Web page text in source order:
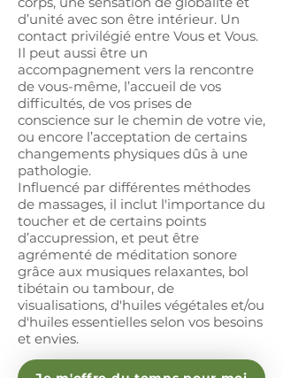
d’unité avec son être intérieur. Un
contact privilégié entre Vous et Vous.
Il peut aussi être un
accompagnement vers la rencontre
de vous-même, l’accueil de vos
difficultés, de vos prises de
conscience sur le chemin de votre vie,
ou encore l’acceptation de certains
changements physiques dûs à une
pathologie.
Influencé par différentes méthodes
de massages, il inclut l'importance du
toucher et de certains points
d’accupression, et peut être
agrémenté de méditation sonore
grâce aux musiques relaxantes, bol
tibétain ou tambour, de
visualisations, d'huiles végétales et/ou
d'huiles essentielles selon vos besoins
et envies.